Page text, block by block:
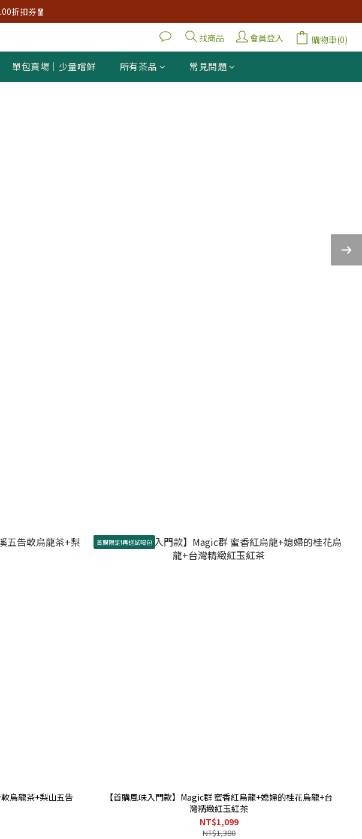
折扣券🧧
找商品 會員登入 購物車(0)
單包賣場｜少量嚐鮮 所有茶品 常見問題
烏龍茶+梨山五告
首購限定!再送試喝包
【首購風味入門款】Magic群 蜜香紅烏龍+媳婦的桂花烏龍+台
灣精緻紅玉紅茶
NT$1,099
NT$1,380